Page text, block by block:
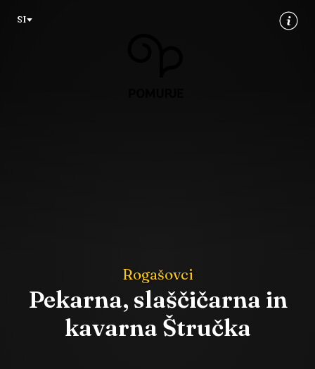
SI
Rogašovci
Pekarna, slaščičarna in
kavarna Štručka